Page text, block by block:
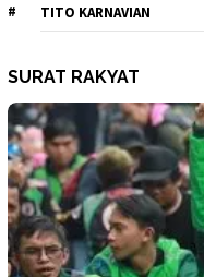
TITO KARNAVIAN
SURAT RAKYAT